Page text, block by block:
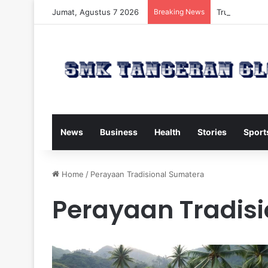
Jumat, Agustus 7 2026 Breaking News Trump Kirim
News Business Health Stories
Home / Perayaan Tradisional Sumatera
Perayaan